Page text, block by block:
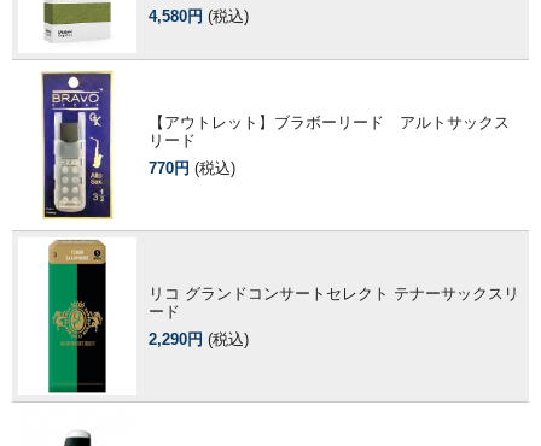
4,580円 (税込)
【アウトレット】ブラボーリード アルトサックス
リード
770円 (税込)
リコ グランドコンサートセレクト テナーサックスリ
ード
2,290円 (税込)